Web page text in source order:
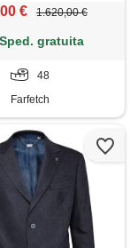
€ 1.620,00 €
Sped. gratuita
48
Farfetch